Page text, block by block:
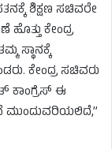
ಶಿಕ್ಷಣ ಸಚಿವರೇ
ಕೇಂದ್ರ
ಸ್ಥಾನಕ್ಕೆ
ಕೇಂದ್ರ ಸಚಿವರು
ಕಾಂಗ್ರೆಸ್ ಈ
ಮುಂದುವರಿಯಲಿದೆ,”